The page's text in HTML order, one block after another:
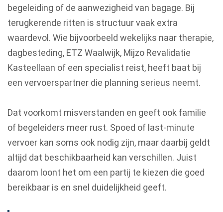
begeleiding of de aanwezigheid van bagage. Bij
terugkerende ritten is structuur vaak extra
waardevol. Wie bijvoorbeeld wekelijks naar therapie,
dagbesteding, ETZ Waalwijk, Mijzo Revalidatie
Kasteellaan of een specialist reist, heeft baat bij
een vervoerspartner die planning serieus neemt.
Dat voorkomt misverstanden en geeft ook familie
of begeleiders meer rust. Spoed of last-minute
vervoer kan soms ook nodig zijn, maar daarbij geldt
altijd dat beschikbaarheid kan verschillen. Juist
daarom loont het om een partij te kiezen die goed
bereikbaar is en snel duidelijkheid geeft.